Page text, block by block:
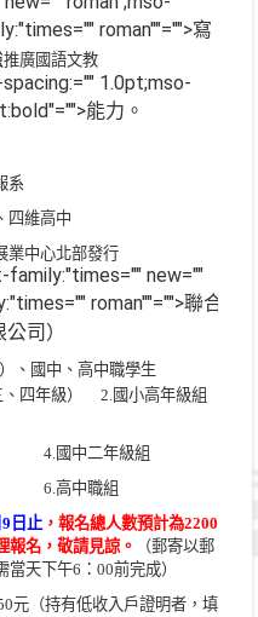
roman""="">寫
推廣國語文教
1.0pt;mso-
能力。
系
四維高中
業中心北部發行
new=""
roman""="">聯合
司）
、國中、高中職學生
四年級） 2.國小高年級組
國中二年級組
高中職組
9 日止 ，報名總人數預計為2200
報名，敬請見諒。
（郵寄以郵
當天下午6 ：00前完成）
元（持有低收入戶證明者，填